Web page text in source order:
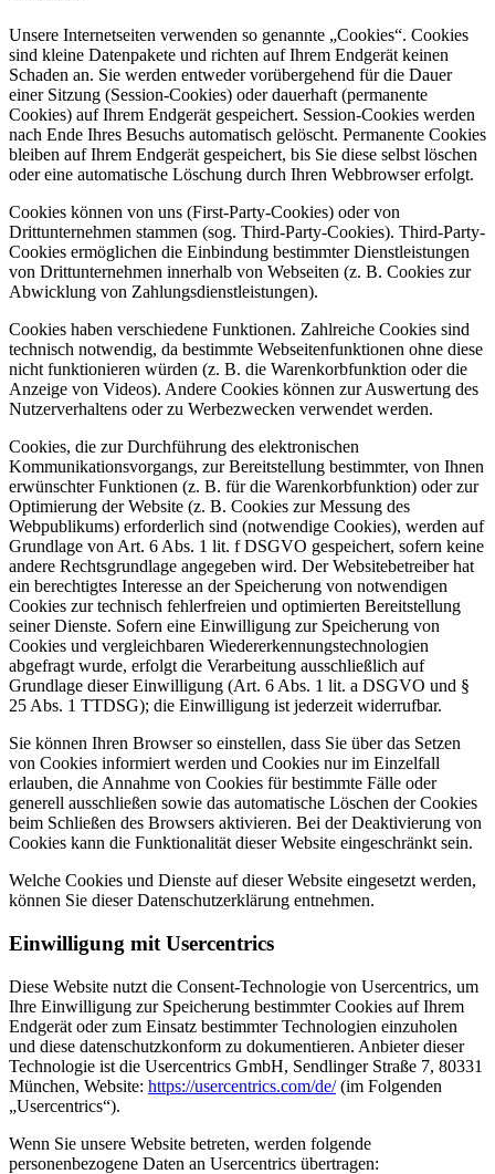
Unsere Internetseiten verwenden so genannte „Cookies“. Cookies
sind kleine Datenpakete und richten auf Ihrem Endgerät keinen
Schaden an. Sie werden entweder vorübergehend für die Dauer
einer Sitzung (Session-Cookies) oder dauerhaft (permanente
Cookies) auf Ihrem Endgerät gespeichert. Session-Cookies werden
nach Ende Ihres Besuchs automatisch gelöscht. Permanente Cookies
bleiben auf Ihrem Endgerät gespeichert, bis Sie diese selbst löschen
oder eine automatische Löschung durch Ihren Webbrowser erfolgt.
Cookies können von uns (First-Party-Cookies) oder von
Drittunternehmen stammen (sog. Third-Party-Cookies). Third-Party-
Cookies ermöglichen die Einbindung bestimmter Dienstleistungen
von Drittunternehmen innerhalb von Webseiten (z. B. Cookies zur
Abwicklung von Zahlungsdienstleistungen).
Cookies haben verschiedene Funktionen. Zahlreiche Cookies sind
technisch notwendig, da bestimmte Webseitenfunktionen ohne diese
nicht funktionieren würden (z. B. die Warenkorbfunktion oder die
Anzeige von Videos). Andere Cookies können zur Auswertung des
Nutzerverhaltens oder zu Werbezwecken verwendet werden.
Cookies, die zur Durchführung des elektronischen
Kommunikationsvorgangs, zur Bereitstellung bestimmter, von Ihnen
erwünschter Funktionen (z. B. für die Warenkorbfunktion) oder zur
Optimierung der Website (z. B. Cookies zur Messung des
Webpublikums) erforderlich sind (notwendige Cookies), werden auf
Grundlage von Art. 6 Abs. 1 lit. f DSGVO gespeichert, sofern keine
andere Rechtsgrundlage angegeben wird. Der Websitebetreiber hat
ein berechtigtes Interesse an der Speicherung von notwendigen
Cookies zur technisch fehlerfreien und optimierten Bereitstellung
seiner Dienste. Sofern eine Einwilligung zur Speicherung von
Cookies und vergleichbaren Wiedererkennungstechnologien
abgefragt wurde, erfolgt die Verarbeitung ausschließlich auf
Grundlage dieser Einwilligung (Art. 6 Abs. 1 lit. a DSGVO und §
25 Abs. 1 TTDSG); die Einwilligung ist jederzeit widerrufbar.
Sie können Ihren Browser so einstellen, dass Sie über das Setzen
von Cookies informiert werden und Cookies nur im Einzelfall
erlauben, die Annahme von Cookies für bestimmte Fälle oder
generell ausschließen sowie das automatische Löschen der Cookies
beim Schließen des Browsers aktivieren. Bei der Deaktivierung von
Cookies kann die Funktionalität dieser Website eingeschränkt sein.
Welche Cookies und Dienste auf dieser Website eingesetzt werden,
können Sie dieser Datenschutzerklärung entnehmen.
Einwilligung mit Usercentrics
Diese Website nutzt die Consent-Technologie von Usercentrics, um
Ihre Einwilligung zur Speicherung bestimmter Cookies auf Ihrem
Endgerät oder zum Einsatz bestimmter Technologien einzuholen
und diese datenschutzkonform zu dokumentieren. Anbieter dieser
Technologie ist die Usercentrics GmbH, Sendlinger Straße 7, 80331
München, Website: https://usercentrics.com/de/(im Folgenden
„Usercentrics“).
Wenn Sie unsere Website betreten, werden folgende
personenbezogene Daten an Usercentrics übertragen: